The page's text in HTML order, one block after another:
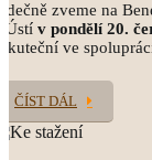
zveme na
Ústí v pondělí 20.
ve
ČÍST DÁL